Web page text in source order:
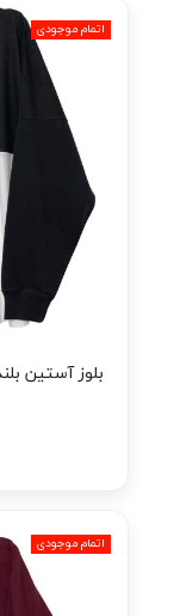
اتمام موجودی
بلوز آستین
اتمام موجودی